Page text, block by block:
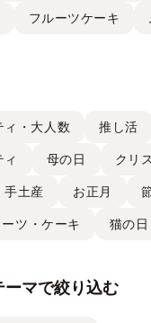
フルーツケーキ
ィ・大人数 推し活
ィ 母の日 クリ
手土産 お正月
ツ・ケーキ 猫の日
マで絞り込む